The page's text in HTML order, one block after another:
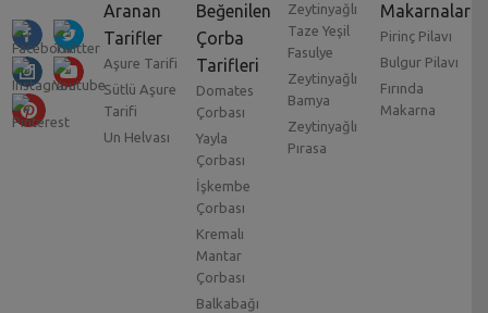
Aranan
Tarifler
Aşure Tarifi
Sütlü Aşure
Tarifi
Un Helvası
Beğenilen
Çorba
Tarifleri
Domates
Çorbası
Yayla
Çorbası
İşkembe
Çorbası
Kremalı
Mantar
Çorbası
Balkabağı
Zeytinyağlı
Taze Yeşil
Fasulye
Zeytinyağlı
Bamya
Zeytinyağlı
Pırasa
Makarnalar
Pirinç Pilavı
Bulgur Pilavı
Fırında
Makarna